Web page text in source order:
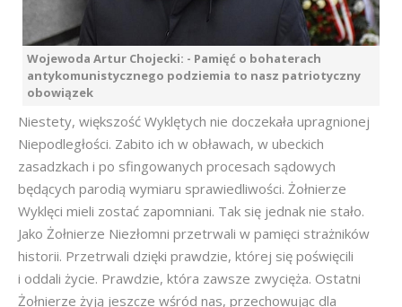
Wojewoda Artur Chojecki: - Pamięć o bohaterach
antykomunistycznego podziemia to nasz patriotyczny
obowiązek
Niestety, większość Wyklętych nie doczekała upragnionej
Niepodległości. Zabito ich w obławach, w ubeckich
zasadzkach i po sfingowanych procesach sądowych
będących parodią wymiaru sprawiedliwości. Żołnierze
Wyklęci mieli zostać zapomniani. Tak się jednak nie stało.
Jako Żołnierze Niezłomni przetrwali w pamięci strażników
historii. Przetrwali dzięki prawdzie, której się poświęcili
i oddali życie. Prawdzie, która zawsze zwycięża. Ostatni
Żołnierze żyją jeszcze wśród nas, przechowując dla